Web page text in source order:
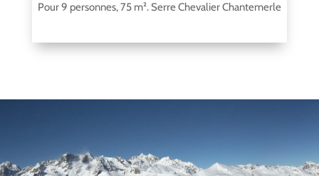
Pour 9 personnes, 75 m². Serre Chevalier Chantemerle